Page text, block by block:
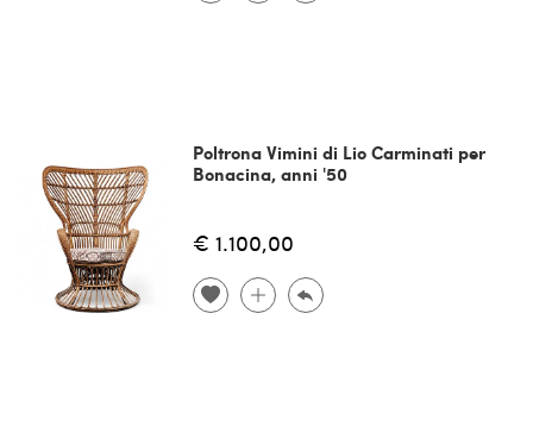
Poltrona Vimini di Lio Carminati per
Bonacina, anni '50
€ 1.100,00